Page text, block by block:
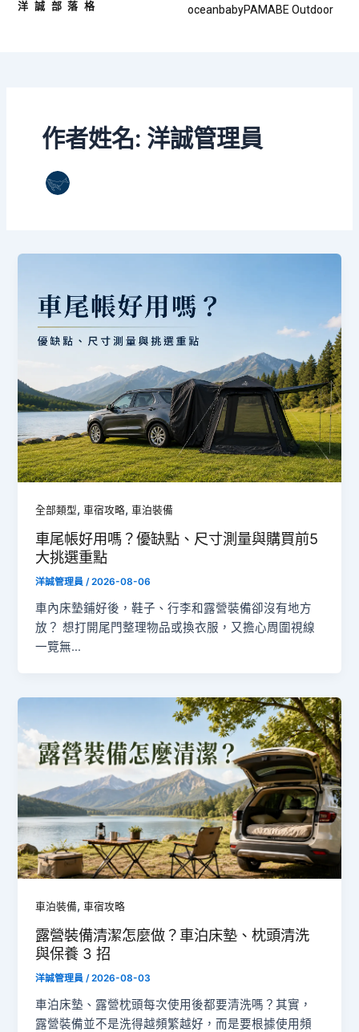
洋誠部落格 oceanbabyPAMABE Outdoor
作者姓名: 洋誠管理員
全部類型,車宿攻略,車泊裝備
車尾帳好用嗎？優缺點、尺寸測量與購買前5
大挑選重點
洋誠管理員 /2026-08-06
車內床墊鋪好後，鞋子、行李和露營裝備卻沒有地方
放？ 想打開尾門整理物品或換衣服，又擔心周圍視線
一覽無…
車泊裝備,車宿攻略
露營裝備清潔怎麼做？車泊床墊、枕頭清洗
與保養 3 招
洋誠管理員/2026-08-03
車泊床墊、露營枕頭每次使用後都要清洗嗎？其實，
露營裝備並不是洗得越頻繁越好，而是要根據使用頻